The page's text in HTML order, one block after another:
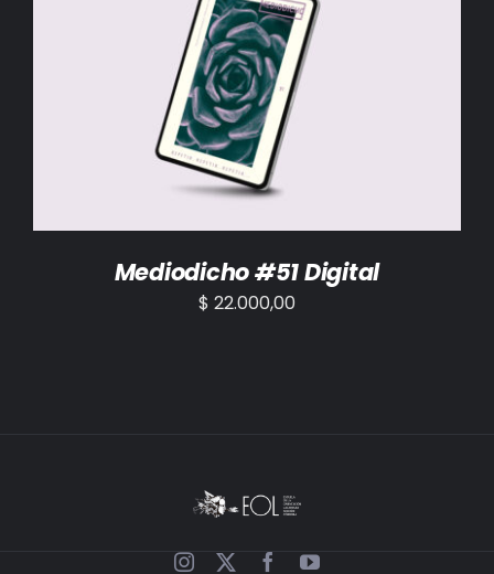
AÑADIR AL CARRITO /
Mediodicho #51 Digital
$ 22.000,00